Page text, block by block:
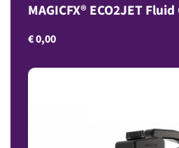
MAGICFX® ECO2JET
€0,00